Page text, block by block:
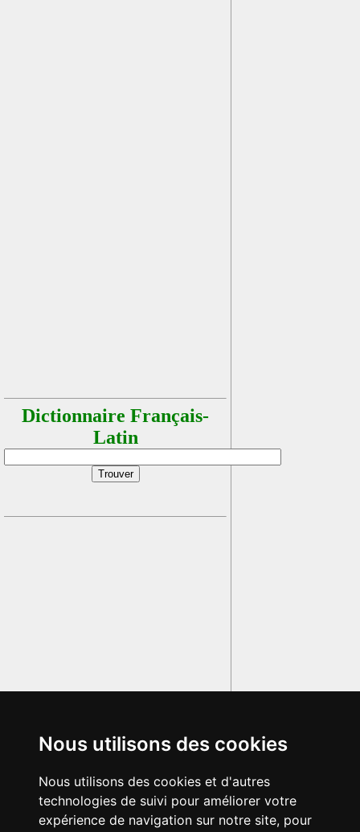
Nous utilisons des cookies
Nous utilisons des cookies et d'autres
technologies de suivi pour améliorer votre
expérience de navigation sur notre site, pour
Dictionnaire Français-
Latin